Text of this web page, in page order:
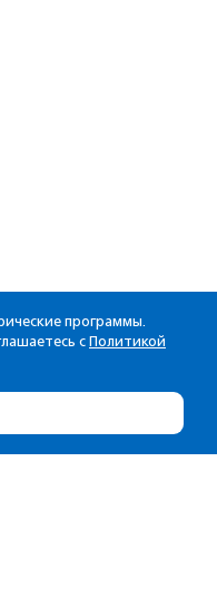
программы.
с Политикой